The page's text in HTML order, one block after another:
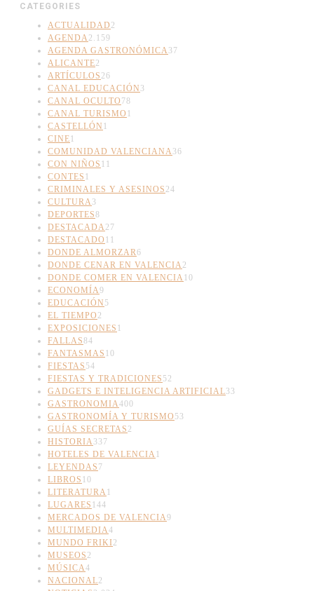
CATEGORIES
ACTUALIDAD 2
AGENDA 2.159
AGENDA GASTRONÓMICA 37
ALICANTE2
ARTÍCULOS 26
CANAL EDUCACIÓN 3
CANAL OCULTO 78
CANAL TURISMO 1
CASTELLÓN 1
CINE1
COMUNIDAD VALENCIANA 36
CON NIÑOS 11
CONTES 1
CRIMINALES Y ASESINOS 24
CULTURA 3
DEPORTES8
DESTACADA 27
DESTACADO 11
DONDE ALMORZAR6
DONDE CENAR EN VALENCIA 2
DONDE COMER EN VALENCIA 10
ECONOMÍA9
EDUCACIÓN 5
EL TIEMPO 2
EXPOSICIONES 1
FALLAS84
FANTASMAS 10
FIESTAS 54
FIESTAS Y TRADICIONES 52
GADGETS E INTELIGENCIA ARTIFICIAL33
GASTRONOMIA400
GASTRONOMÍA Y TURISMO 53
GUÍAS SECRETAS 2
HISTORIA 337
HOTELES DE VALENCIA 1
LEYENDAS 7
LIBROS 10
LITERATURA 1
LUGARES 144
MERCADOS DE VALENCIA9
MULTIMEDIA4
MUNDO FRIKI2
MUSEOS 2
MÚSICA4
NACIONAL2